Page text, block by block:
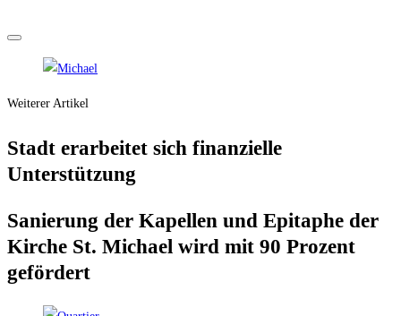
Weiterer Artikel
Stadt erar­bei­tet sich finan­zi­el­le
Unterstützung
Sanie­rung der Kapel­len und Epi­ta­phe der
Kir­che St. Micha­el wird mit 90 Pro­zent
gefördert